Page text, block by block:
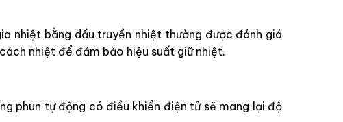
nhiệt bằng dầu truyền nhiệt thường được đánh giá
nhiệt để đảm bảo hiệu suất giữ nhiệt.
phun tự động có điều khiển điện tử sẽ mang lại độ